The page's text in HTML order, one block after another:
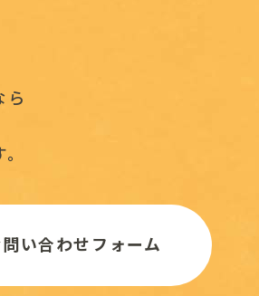
ら
問い合わせフォーム